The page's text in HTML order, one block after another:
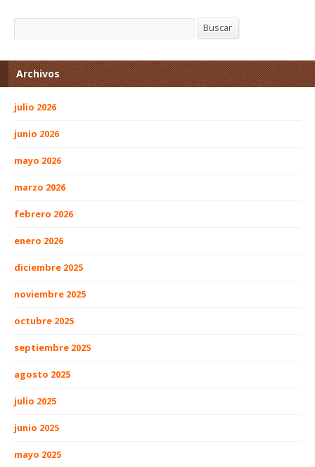
Buscar Buscar
Archivos
julio 2026
junio 2026
mayo 2026
marzo 2026
febrero 2026
enero 2026
diciembre 2025
noviembre 2025
octubre 2025
septiembre 2025
agosto 2025
julio 2025
junio 2025
mayo 2025